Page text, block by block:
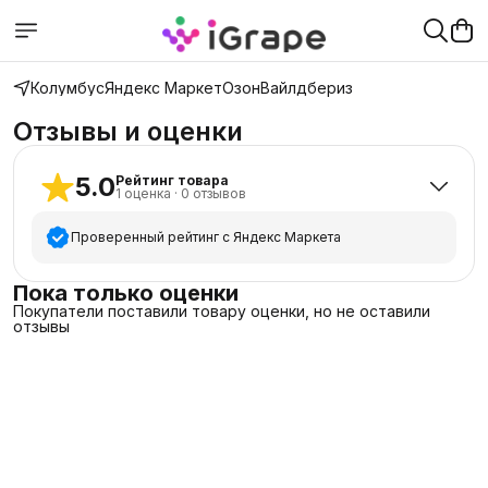
КолумбусЯндекс МаркетОзонВайлдбериз
Отзывы и оценки
5.0Рейтинг товара
1 оценка · 0 отзывов
Проверенный рейтинг с Яндекс Маркета
5 звёзд
1
4 звезды
Пока только оценки
Покупатели поставили товару оценки, но не оставили
отзывы